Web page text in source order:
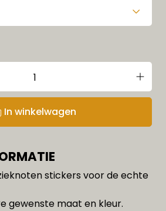
In winkelwagen
stickers voor de echte
gewenste maat en kleur.